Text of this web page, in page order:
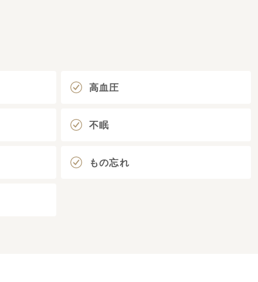
高血圧
不眠
もの忘れ